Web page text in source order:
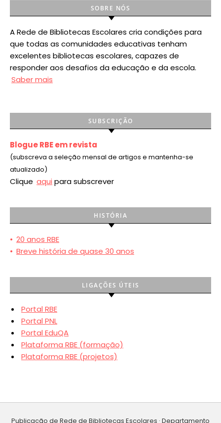
SOBRE NÓS
A Rede de Bibliotecas Escolares cria condições para
que todas as comunidades educativas tenham
excelentes bibliotecas escolares, capazes de
responder aos desafios da educação e da escola.
Saber mais
SUBSCRIÇÃO
Blogue RBE em revista
(subscreva a seleção mensal de artigos e mantenha-se
atualizado)
Clique aqui para subscrever
HISTÓRIA
• 20 anos RBE
• Breve história de quase 30 anos
LIGAÇÕES ÚTEIS
Portal RBE
Portal PNL
Portal EduQA
Plataforma RBE (formação)
Plataforma RBE (projetos)
Publicação de Rede de Bibliotecas Escolares · Departamento